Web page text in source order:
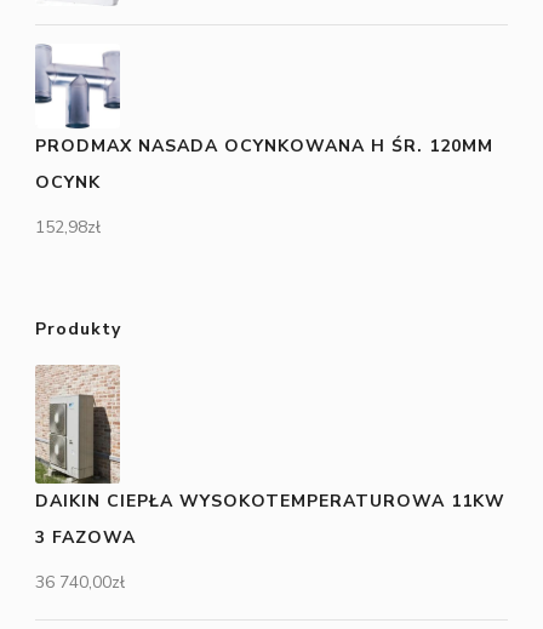
PRODMAX NASADA OCYNKOWANA H ŚR. 120MM
OCYNK
152,98zł
Produkty
DAIKIN CIEPŁA WYSOKOTEMPERATUROWA 11KW
3 FAZOWA
36 740,00zł